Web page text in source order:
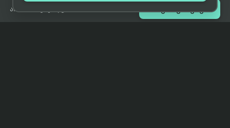
არ არის გაყიდვაში შეთავაზებები